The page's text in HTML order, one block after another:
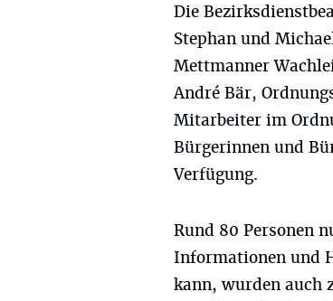
Die
Stephan und
Mettmanner
André Bär,
Mitarbeiter im
Bürgerinnen und
Verfügung.
Rund 80 Personen
Informationen und
kann, wurden auch